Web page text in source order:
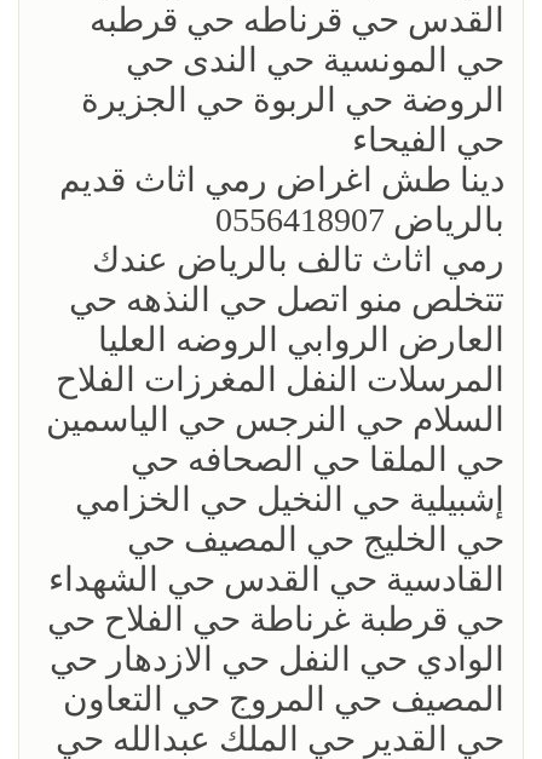
القدس حي قرناطه حي قرطبه
حي المونسية حي الندى حي
الروضة حي الربوة حي الجزيرة
حي الفيحاء
‏دينا طش اغراض رمي اثاث قديم
بالرياض 0556418907
رمي اثاث تالف بالرياض عندك
تتخلص منو اتصل حي النذهه حي
العارض الروابي الروضه العليا
المرسلات النفل المغرزات الفلاح
السلام حي النرجس حي الياسمين
حي الملقا حي الصحافه حي
إشبيلية حي النخيل حي الخزامي
حي الخليج حي المصيف حي
القادسية حي القدس حي الشهداء
حي قرطبة غرناطة حي الفلاح حي
الوادي حي النفل حي الازدهار حي
المصيف حي المروج حي التعاون
حي القدير حي الملك عبدالله حي